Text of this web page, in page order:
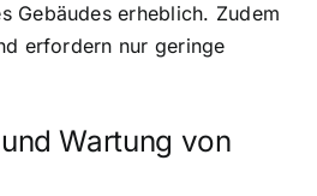
Gebäudes erheblich. Zudem
erfordern nur geringe
Wartung von